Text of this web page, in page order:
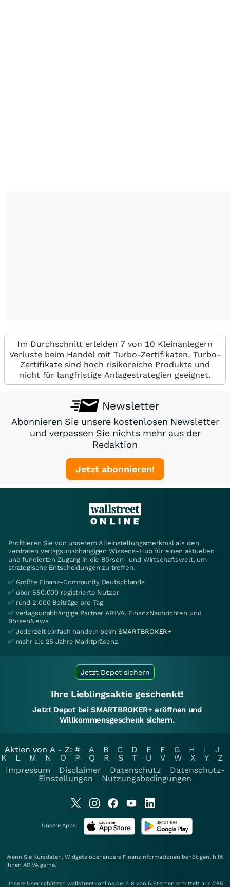
Im Durchschnitt erleiden 7 von 10 Kleinanlegern
Verluste beim Handel mit Turbo-Zertifikaten. Turbo-
Zertifikate sind hoch risikoreiche Produkte und
nicht für langfristige Anlagestrategien geeignet.
Newsletter
Abonnieren Sie unsere kostenlosen Newsletter
und verpassen Sie nichts mehr aus der
Redaktion
Jetzt abonnieren!
Profitieren Sie von unserem Alleinstellungsmerkmal als den
zentralen verlagsunabhängigen Wissens-Hub für einen aktuellen
und fundierten Zugang in die Börsen- und Wirtschaftswelt, um
strategische Entscheidungen zu treffen.
✅ Größte Finanz-Community Deutschlands
✅ über 550.000 registrierte Nutzer
✅ rund 2.000 Beiträge pro Tag
✅ verlagsunabhängige Partner ARIVA, FinanzNachrichten und
BörsenNews
✅ Jederzeit einfach handeln beim SMARTBROKER+
✅ mehr als 25 Jahre Marktpräsenz
Jetzt Depot sichern
Ihre Lieblingsaktie geschenkt!
Jetzt Depot bei SMARTBROKER+ eröffnen und
Willkommensgeschenk sichern.
Aktien von A - Z: # A B C D E F G H I
J
K
L M N O P Q R S T U V W X Y
Z
Impressum
Disclaimer Datenschutz
Datenschutz-
Einstellungen
Nutzungsbedingungen
Unsere Apps:
Wenn Sie Kursdaten, Widgets oder andere Finanzinformationen benötigen, hilft
Ihnen ARIVA gerne.
Unsere User schätzen wallstreet-online.de: 4.8 von 5 Sternen ermittelt aus 285